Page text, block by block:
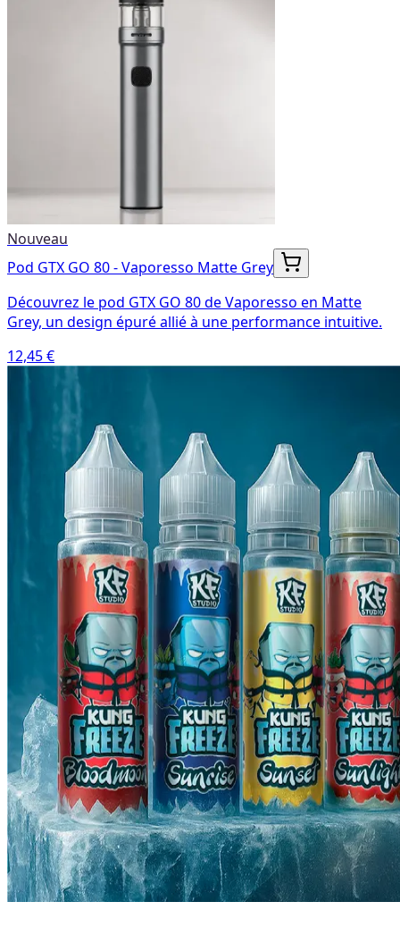
Nouveau
Pod GTX GO 80 - Vaporesso Matte Grey
Découvrez le pod GTX GO 80 de Vaporesso en Matte
Grey, un design épuré allié à une performance intuitive.
12,45 €